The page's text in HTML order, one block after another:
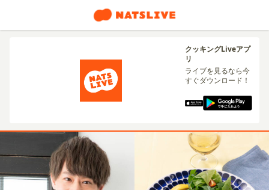
クッキングLiveアプ
リ
ライブを見るなら今
すぐダウンロード！